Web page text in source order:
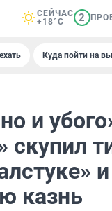
СЕЙЧАС
+18°C
2
Куда пойти на
и
скупил
казнь